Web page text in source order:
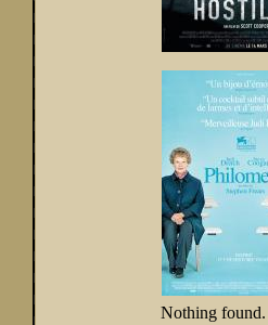
Nothing found.